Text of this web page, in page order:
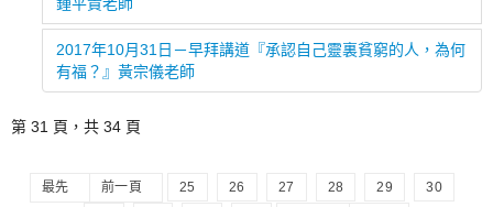
鍾平貴老師
2017年10月31日－早拜講道『承認自己靈裏貧窮的人，為何
有福？』黃宗儀老師
第 31 頁，共 34 頁
最先 前一頁 25 26 27 28 29
30